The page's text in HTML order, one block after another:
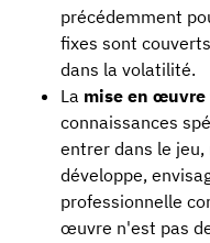
précédemment
fixes sont
dans la volatilité.
La mise en
connaissances
entrer dans le
développe,
professionnelle
œuvre n'est pas